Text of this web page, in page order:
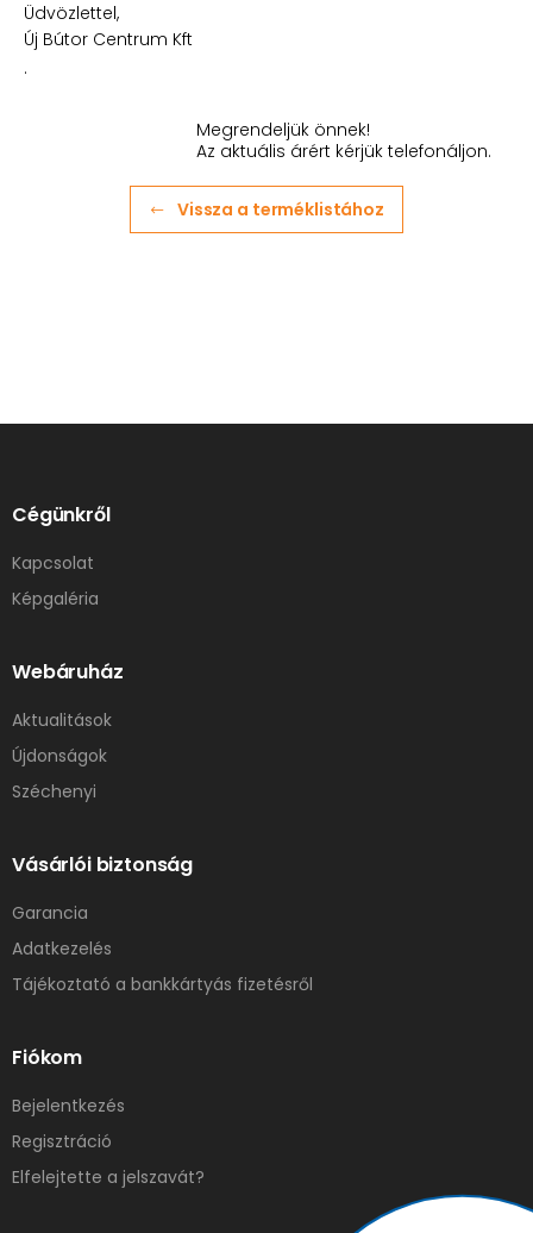
Üdvözlettel,
Új Bútor Centrum Kft
.
Megrendeljük önnek!
Az aktuális árért kérjük telefonáljon.
Vissza a terméklistához
Cégünkről
Kapcsolat
Képgaléria
Webáruház
Aktualitások
Újdonságok
Széchenyi
Vásárlói biztonság
Garancia
Adatkezelés
Tájékoztató a bankkártyás fizetésről
Fiókom
Bejelentkezés
Regisztráció
Elfelejtette a jelszavát?